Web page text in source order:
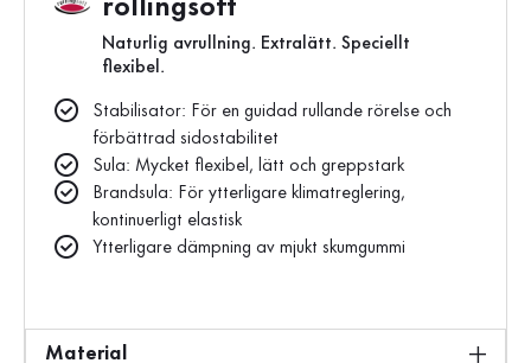
rollingsoft
Naturlig avrullning. Extralätt. Speciellt
flexibel.
Stabilisator: För en guidad rullande rörelse och
förbättrad sidostabilitet
Sula: Mycket flexibel, lätt och greppstark
Brandsula: För ytterligare klimatreglering,
kontinuerligt elastisk
Ytterligare dämpning av mjukt skumgummi
Material